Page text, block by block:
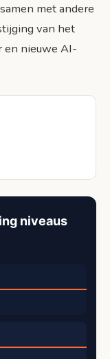
met andere
van het
en nieuwe AI-
niveaus